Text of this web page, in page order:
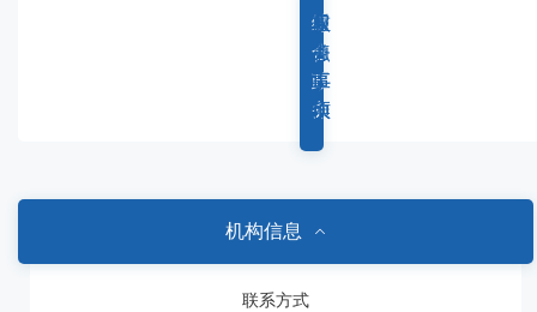
综
合
政
务
重
点
工
作
权
力
事
项
服
务
事
项
机构信息
联系方式